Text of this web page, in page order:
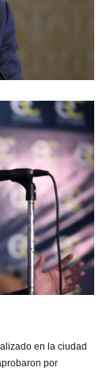
en la ciudad
por